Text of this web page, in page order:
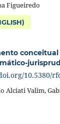
Figueiredo
10.5380/
Alciati Valim,